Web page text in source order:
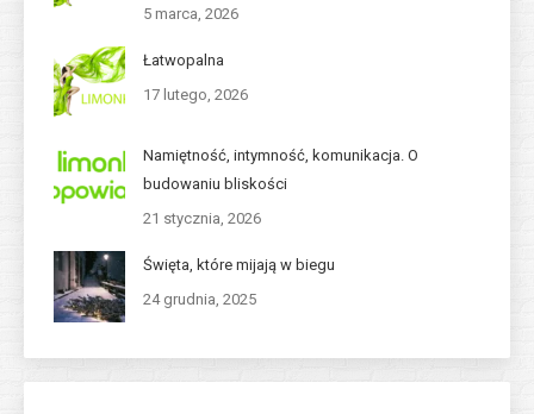
5 marca, 2026
Łatwopalna
17 lutego, 2026
Namiętność, intymność, komunikacja. O
budowaniu bliskości
21 stycznia, 2026
Święta, które mijają w biegu
24 grudnia, 2025